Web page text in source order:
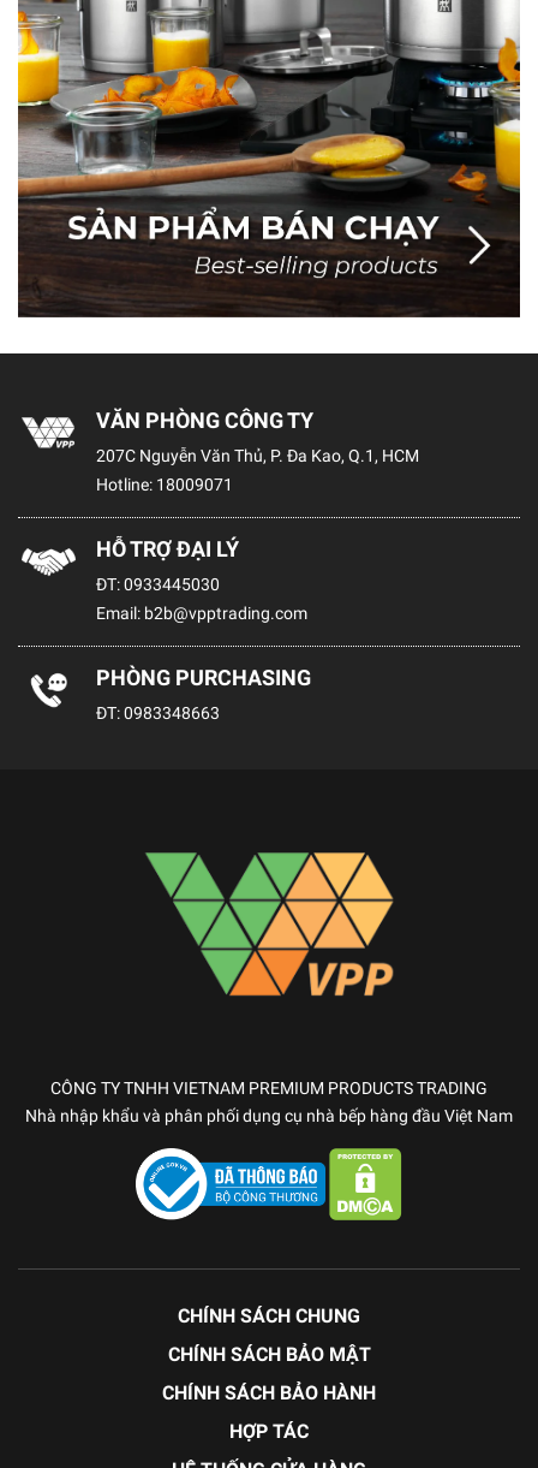
VĂN PHÒNG CÔNG TY
207C Nguyễn Văn Thủ, P. Đa Kao, Q.1, HCM
Hotline: 18009071
HỖ TRỢ ĐẠI LÝ
ĐT:0933445030
Email: b2b@vpptrading.com
PHÒNG PURCHASING
ĐT:0983348663
CÔNG TY TNHH VIETNAM PREMIUM PRODUCTS TRADING
Nhà nhập khẩu và phân phối dụng cụ nhà bếp hàng đầu Việt Nam
CHÍNH SÁCH CHUNG
CHÍNH SÁCH BẢO MẬT
CHÍNH SÁCH BẢO HÀNH
HỢP TÁC